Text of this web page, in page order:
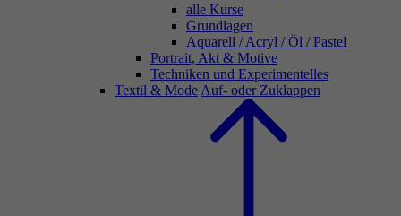
alle Kurse
Grundlagen
Aquarell / Acryl / Öl / Pastel
Portrait, Akt & Motive
Techniken und Experimentelles
Textil & Mode Auf- oder Zuklappen